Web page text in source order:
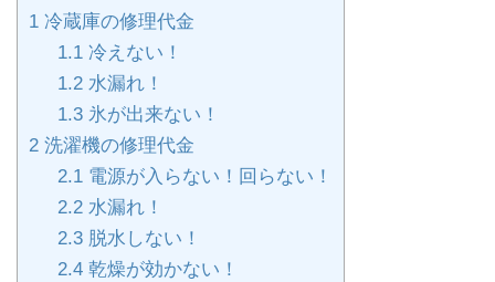
1 冷蔵庫の修理代金
1.1冷えない！
1.2水漏れ！
1.3氷が出来ない！
2 洗濯機の修理代金
2.1電源が入らない！回らない！
2.2水漏れ！
2.3脱水しない！
2.4乾燥が効かない！